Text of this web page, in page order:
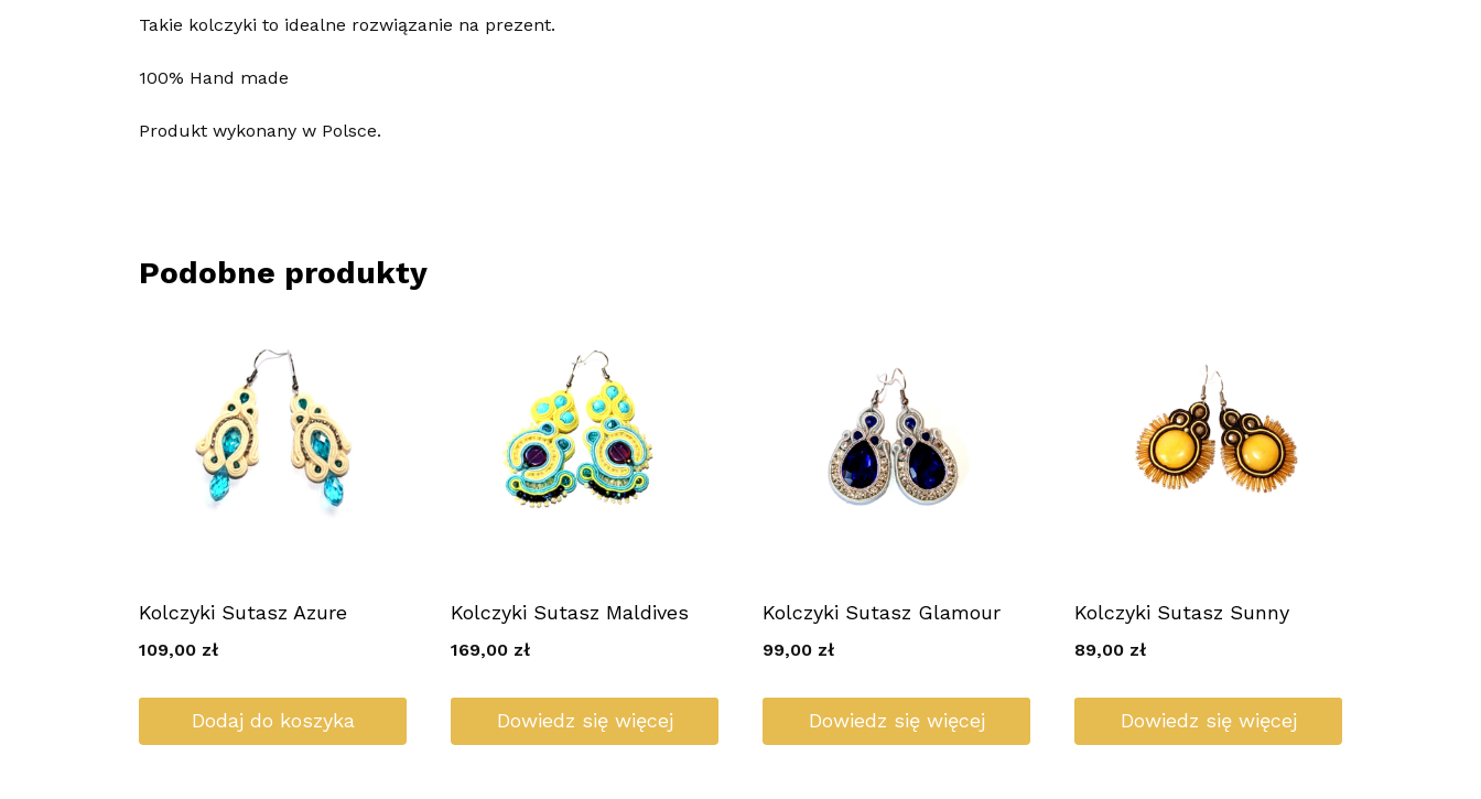
Takie kolczyki to idealne rozwiązanie na prezent.
100% Hand made
Produkt wykonany w Polsce.
Podobne produkty
Kolczyki Sutasz Azure
109,00 zł
Dodaj do koszyka
Kolczyki Sutasz Maldives
169,00 zł
Dowiedz się więcej
Kolczyki Sutasz Glamour
99,00 zł
Dowiedz się więcej
Kolczyki Sutasz Sunny
89,00 zł
Dowiedz się więcej